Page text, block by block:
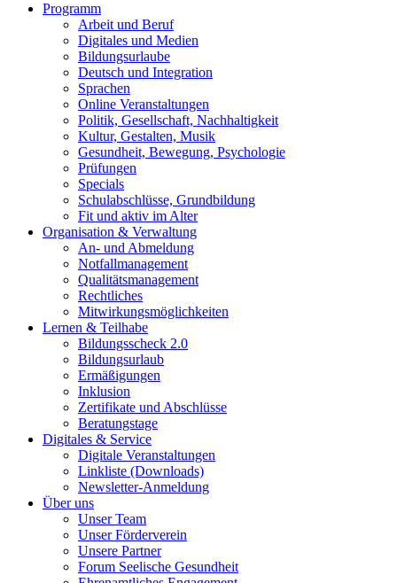
Programm
Arbeit und Beruf
Digitales und Medien
Bildungsurlaube
Deutsch und Integration
Sprachen
Online Veranstaltungen
Politik, Gesellschaft, Nachhaltigkeit
Kultur, Gestalten, Musik
Gesundheit, Bewegung, Psychologie
Prüfungen
Specials
Schulabschlüsse, Grundbildung
Fit und aktiv im Alter
Organisation & Verwaltung
An- und Abmeldung
Notfallmanagement
Qualitätsmanagement
Rechtliches
Mitwirkungsmöglichkeiten
Lernen & Teilhabe
Bildungsscheck 2.0
Bildungsurlaub
Ermäßigungen
Inklusion
Zertifikate und Abschlüsse
Beratungstage
Digitales & Service
Digitale Veranstaltungen
Linkliste (Downloads)
Newsletter-Anmeldung
Über uns
Unser Team
Unser Förderverein
Unsere Partner
Forum Seelische Gesundheit